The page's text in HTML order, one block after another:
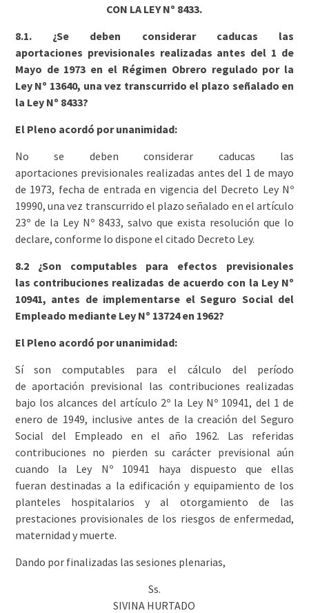
CON LA LEY Nº 8433.
8.1. ¿Se deben considerar caducas las
aportaciones previsionales realizadas antes del 1 de
Mayo de 1973 en el Régimen Obrero regulado por la
Ley Nº 13640, una vez transcurrido el plazo señalado en
la Ley Nº 8433?
El Pleno acordó por unanimidad:
No se deben considerar caducas las
aportaciones previsionales realizadas antes del 1 de mayo
de 1973, fecha de entrada en vigencia del Decreto Ley Nº
19990, una vez transcurrido el plazo señalado en el artículo
23º de la Ley Nº 8433, salvo que exista resolución que lo
declare, conforme lo dispone el citado Decreto Ley.
8.2 ¿Son computables para efectos previsionales
las contribuciones realizadas de acuerdo con la Ley Nº
10941, antes de implementarse el Seguro Social del
Empleado mediante Ley Nº 13724 en 1962?
El Pleno acordó por unanimidad:
Sí son computables para el cálculo del período
de aportación previsional las contribuciones realizadas
bajo los alcances del artículo 2º la Ley Nº 10941, del 1 de
enero de 1949, inclusive antes de la creación del Seguro
Social del Empleado en el año 1962. Las referidas
contribuciones no pierden su carácter previsional aún
cuando la Ley Nº 10941 haya dispuesto que ellas
fueran destinadas a la edificación y equipamiento de los
planteles hospitalarios y al otorgamiento de las
prestaciones provisionales de los riesgos de enfermedad,
maternidad y muerte.
Dando por finalizadas las sesiones plenarias,
Ss.
SIVINA HURTADO